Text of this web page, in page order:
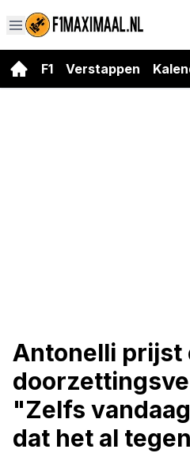
F1 Verstappen
Antonelli prijst
"Zelfs
dat het al